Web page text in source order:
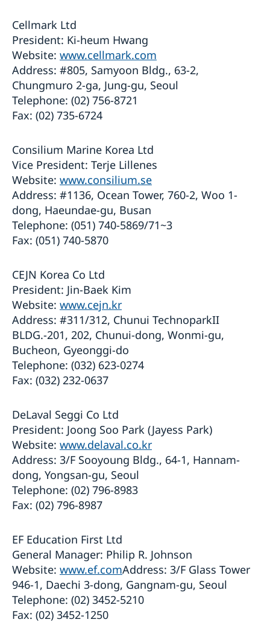
Cellmark Ltd
President: Ki-heum Hwang
Website: www.cellmark.com
Address: #805, Samyoon Bldg., 63-2,
Chungmuro 2-ga, Jung-gu, Seoul
Telephone: (02) 756-8721
Fax: (02) 735-6724
Consilium Marine Korea Ltd
Vice President: Terje Lillenes
Website: www.consilium.se
Address: #1136, Ocean Tower, 760-2, Woo 1-
dong, Haeundae-gu, Busan
Telephone: (051) 740-5869/71~3
Fax: (051) 740-5870
CEJN Korea Co Ltd
President: Jin-Baek Kim
Website: www.cejn.kr
Address: #311/312, Chunui TechnoparkII
BLDG.-201, 202, Chunui-dong, Wonmi-gu,
Bucheon, Gyeonggi-do
Telephone: (032) 623-0274
Fax: (032) 232-0637
DeLaval Seggi Co Ltd
President: Joong Soo Park (Jayess Park)
Website: www.delaval.co.kr
Address: 3/F Sooyoung Bldg., 64-1, Hannam-
dong, Yongsan-gu, Seoul
Telephone: (02) 796-8983
Fax: (02) 796-8987
EF Education First Ltd
General Manager: Philip R. Johnson
Website: www.ef.comAddress: 3/F Glass Tower
946-1, Daechi 3-dong, Gangnam-gu, Seoul
Telephone: (02) 3452-5210
Fax: (02) 3452-1250